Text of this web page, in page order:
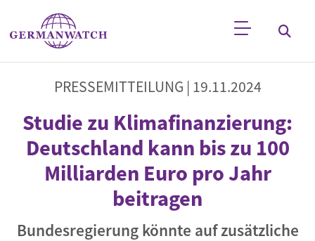
Direkt zum Inhalt
Stichwortsuche
PRESSEMITTEILUNG | 19.11.2024
Studie zu Klimafinanzierung:
Deutschland kann bis zu 100
Milliarden Euro pro Jahr
beitragen
Bundesregierung könnte auf zusätzliche